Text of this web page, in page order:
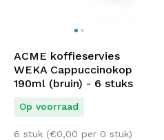
ACME koffieservies
WEKA Cappuccinokop
190ml (bruin) - 6 stuks
Op voorraad
6 stuk (€0,00 per 0 stuk)